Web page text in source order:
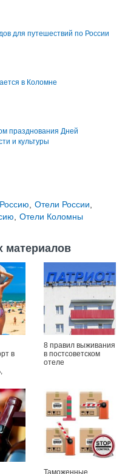
для путешествий по России
в Коломне
празднования Дней
и культуры
Отели России
Отели Коломны
материалов
в
8 правил выживания
в постсоветском
отеле
Таможенные